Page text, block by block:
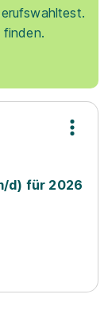
finden.
d) für 2026